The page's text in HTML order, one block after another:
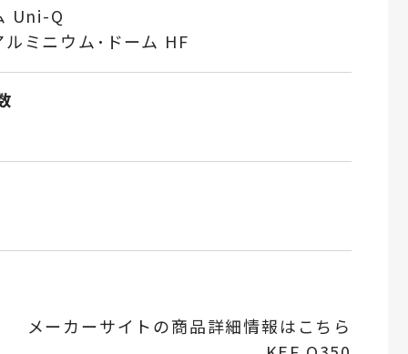
Uni-Q
ミニウム･ドーム HF
メーカーサイトの商品詳細情報はこちら